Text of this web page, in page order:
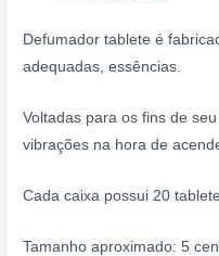
Defumador tablete é
adequadas, essências.
Voltadas para os fins de
vibrações na hora de
Cada caixa possui 20
Tamanho aproximado: 5